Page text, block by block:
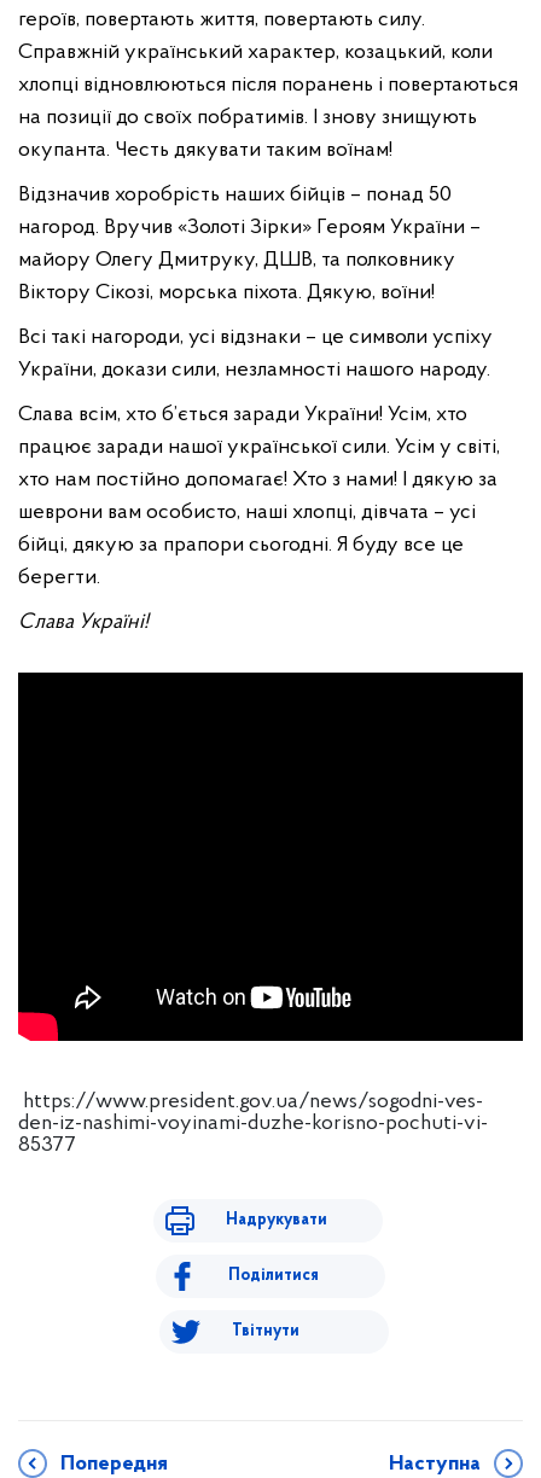
героїв, повертають життя, повертають силу.
Справжній український характер, козацький, коли
хлопці відновлюються після поранень і повертаються
на позиції до своїх побратимів. І знову знищують
окупанта. Честь дякувати таким воїнам!
Відзначив хоробрість наших бійців – понад 50
нагород. Вручив «Золоті Зірки» Героям України –
майору Олегу Дмитруку, ДШВ, та полковнику
Віктору Сікозі, морська піхота. Дякую, воїни!
Всі такі нагороди, усі відзнаки – це символи успіху
України, докази сили, незламності нашого народу.
Слава всім, хто б’ється заради України! Усім, хто
працює заради нашої української сили. Усім у світі,
хто нам постійно допомагає! Хто з нами! І дякую за
шеврони вам особисто, наші хлопці, дівчата – усі
бійці, дякую за прапори сьогодні. Я буду все це
берегти.
Слава Україні!
https://www.president.gov.ua/news/sogodni-ves-
den-iz-nashimi-voyinami-duzhe-korisno-pochuti-vi-
85377
Надрукувати
Поділитися
Твітнути
Попередня Наступна